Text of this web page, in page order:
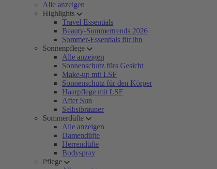
Alle anzeigen
Highlights
Travel Essentials
Beauty-Sommertrends 2026
Sommer-Essentials für ihn
Sonnenpflege
Alle anzeigen
Sonnenschutz fürs Gesicht
Make-up mit LSF
Sonnenschutz für den Körper
Haarpflege mit LSF
After Sun
Selbstbräuner
Sommerdüfte
Alle anzeigen
Damendüfte
Herrendüfte
Bodyspray
Pflege